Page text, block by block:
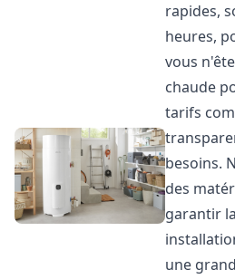
rapides,
heures,
vous
chaude
tarifs
besoins.
des
garantir
une